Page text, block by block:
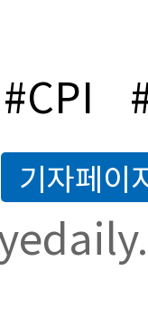
#CPI
기자페이